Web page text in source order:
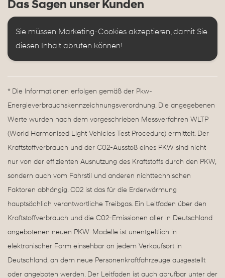
Das Sagen unser Kunden
Sie müssen Marketing-Cookies akzeptieren, damit Sie
diesen Inhalt abrufen können!
* Die Informationen erfolgen gemäß der Pkw-
Energieverbrauchskennzeichnungsverordnung. Die angegebenen
Werte wurden nach dem vorgeschrieben Messverfahren WLTP
(World Harmonised Light Vehicles Test Procedure) ermittelt. Der
Kraftstoffverbrauch und der C02-Ausstoß eines PKW sind nicht
nur von der effizienten Ausnutzung des Kraftstoffs durch den PKW,
sondern auch vom Fahrstil und anderen nichttechnischen
Faktoren abhängig. C02 ist das für die Erderwärmung
hauptsächlich verantwortliche Treibgas. Ein Leitfaden über den
Kraftstoffverbrauch und die C02-Emissionen aller in Deutschland
angebotenen neuen PKW-Modelle ist unentgeltlich in
elektronischer Form einsehbar an jedem Verkaufsort in
Deutschland, an dem neue Personenkraftfahrzeuge ausgestellt
oder angeboten werden. Der Leitfaden ist auch abrufbar unter der